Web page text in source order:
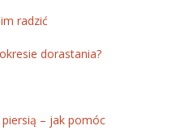
radzić
dorastania?
– jak pomóc